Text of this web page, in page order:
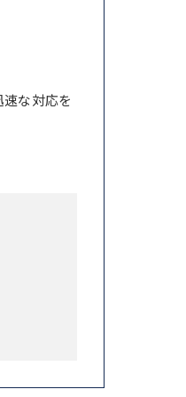
な対応を